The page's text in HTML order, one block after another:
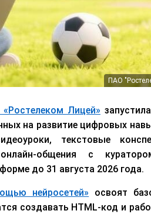
ПАО
Лицей»
на развитие цифровых
текстовые
общения с
до 31 августа 2026 года.
нейросетей» освоят
создавать HTML-код и